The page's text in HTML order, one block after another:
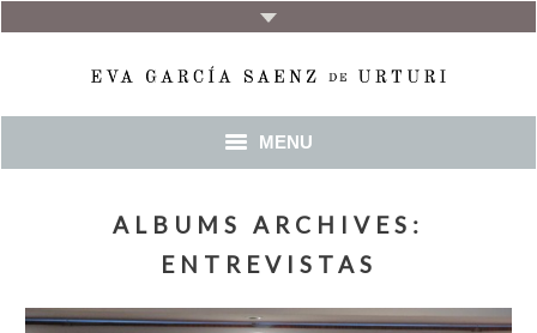
MENU
ALBUMS ARCHIVES:
ENTREVISTAS